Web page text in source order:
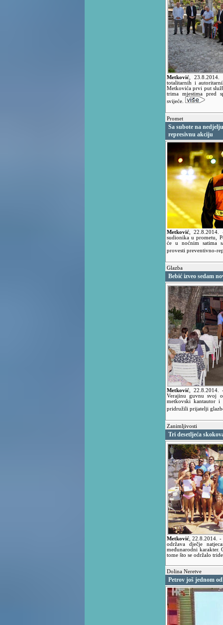
Metković 23.8.2014.
totalitarnih i
Metkovića prvi put
trima mjestima pred
svijeće.
Promet
Sa subote na
represivnu akciju
Metković ,22.8.2014.
sudionika u prometu,
će u noćnim satima
provesti preventivno-
Glazba
Bebić izveo sedam
Metković 22.8.2014.
Verajinu guvnu svoj
metkovski kantautor i
pridružili prijatelji
Zanimljivosti
Tri desetljeća
Metković ,22.8.2014. -
održava dječje
međunarodni karakter.
tome što se održalo
Dolina Neretve
Petrov još jednom